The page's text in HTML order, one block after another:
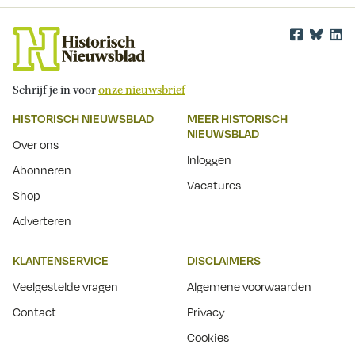
Schrijf je in vooronze nieuwsbrief
HISTORISCH NIEUWSBLAD
Over ons
Abonneren
Shop
Adverteren
MEER HISTORISCH
NIEUWSBLAD
Inloggen
Vacatures
KLANTENSERVICE
Veelgestelde vragen
Contact
DISCLAIMERS
Algemene voorwaarden
Privacy
Cookies